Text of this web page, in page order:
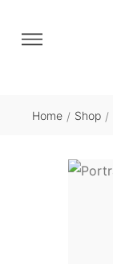
Home / Shop /